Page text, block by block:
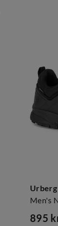
Urberg
Men's
895